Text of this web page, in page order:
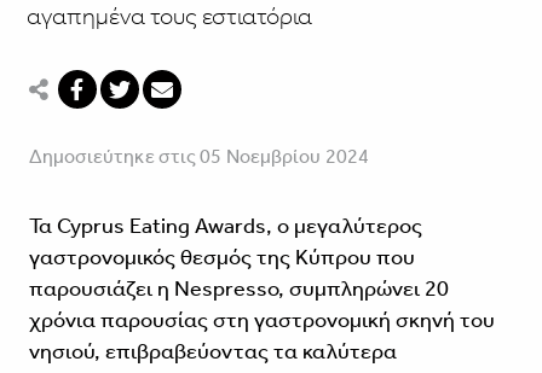
αγαπημένα τους εστιατόρια
Δημοσιεύτηκε στις 05 Νοεμβρίου 2024
Τα Cyprus Eating Awards, ο μεγαλύτερος
γαστρονομικός θεσμός της Κύπρου που
παρουσιάζει η Nespresso, συμπληρώνει 20
χρόνια παρουσίας στη γαστρονομική σκηνή του
νησιού, επιβραβεύοντας τα καλύτερα